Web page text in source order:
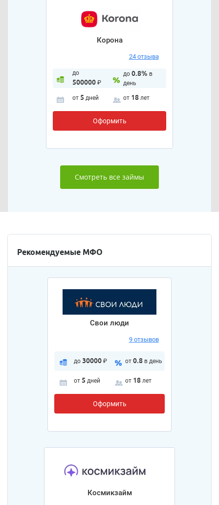
Корона
24 отзыва
до
500000₽
до 0.8% в
день
от 5 дней от 18 лет
Оформить
Смотреть все займы
Рекомендуемые МФО
Свои люди
9 отзывов
до 30000 ₽ от 0.8 в день
от 5 дней от 18 лет
Оформить
Космикзайм